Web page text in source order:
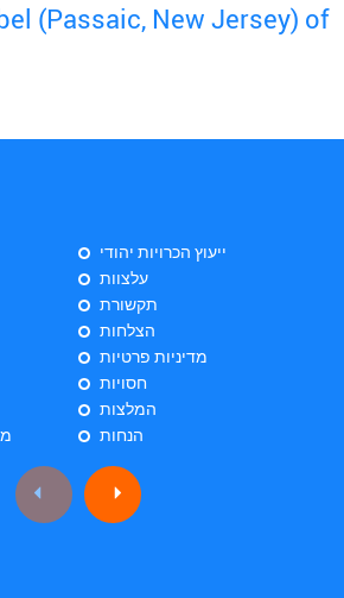
(Passaic, New Jersey) of
ייעוץ הכרויות יהודי
עלצוות
תקשורת
הצלחות
מדיניות פרטיות
חסויות
המלצות
הנחות